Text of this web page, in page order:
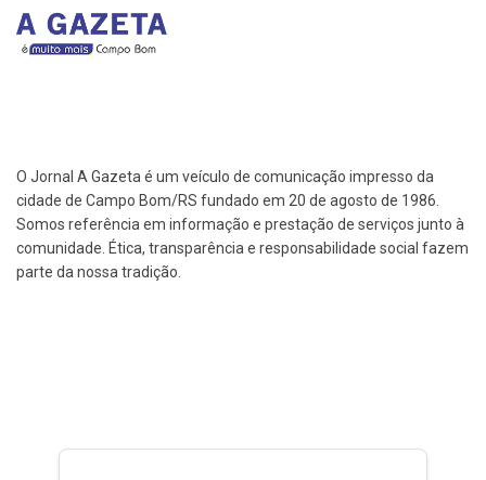
O Jornal A Gazeta é um veículo de comunicação impresso da
cidade de Campo Bom/RS fundado em 20 de agosto de 1986.
Somos referência em informação e prestação de serviços junto à
comunidade. Ética, transparência e responsabilidade social fazem
parte da nossa tradição.